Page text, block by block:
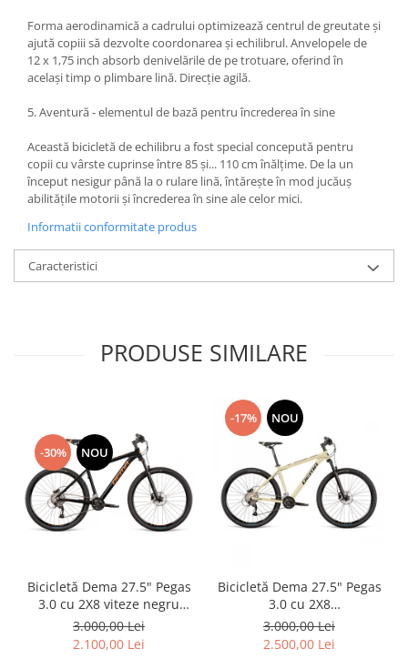
Forma aerodinamică a cadrului optimizează centrul de greutate și
ajută copiii să dezvolte coordonarea și echilibrul. Anvelopele de
12 x 1,75 inch absorb denivelările de pe trotuare, oferind în
același timp o plimbare lină. Direcție agilă.
5. Aventură - elementul de bază pentru încrederea în sine
Această bicicletă de echilibru a fost special concepută pentru
copii cu vârste cuprinse între 85 și... 110 cm înălțime. De la un
început nesigur până la o rulare lină, întărește în mod jucăuș
abilitățile motorii și încrederea în sine ale celor mici.
Informatii conformitate produs
Caracteristici
PRODUSE SIMILARE
-30% NOU
Bicicletă Dema 27.5" Pegas
3.0 cu 2X8 viteze negru
orange, L
3.000,00 Lei
2.100,00 Lei
-17% NOU
Bicicletă Dema 27.5" Pegas
3.0 cu 2X8
Sand/Yellow/Black ,L
3.000,00 Lei
2.500,00 Lei